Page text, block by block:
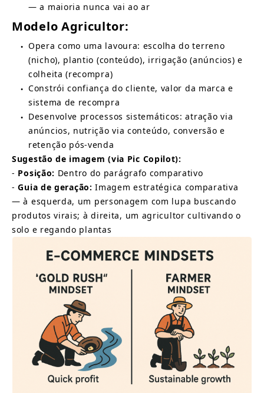
— a maioria nunca vai ao ar
Modelo Agricultor:
●
Opera como uma lavoura: escolha do terreno
(nicho), plantio (conteúdo), irrigação (anúncios) e
colheita (recompra)
●
Constrói confiança do cliente, valor da marca e
sistema de recompra
●
Desenvolve processos sistemáticos: atração via
anúncios, nutrição via conteúdo, conversão e
retenção pós-venda
Sugestão de imagem (via Pic Copilot):
- Posição: Dentro do parágrafo comparativo
- Guia de geração: Imagem estratégica comparativa
— à esquerda, um personagem com lupa buscando
produtos virais; à direita, um agricultor cultivando o
solo e regando plantas